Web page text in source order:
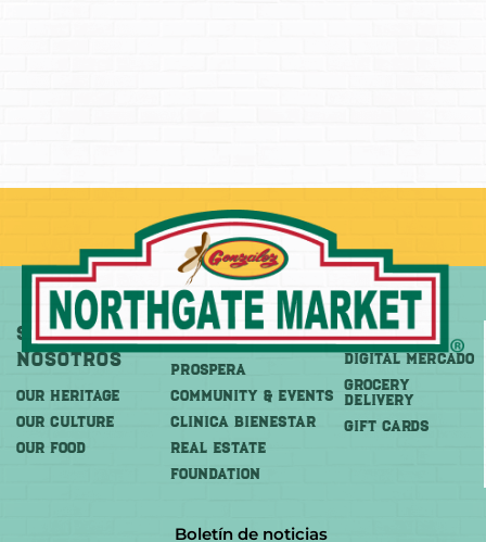
Sobre
Nosotros
OUR HERITAGE
OUR CULTURE
OUR FOOD
Más
PROSPERA
COMMUNITY & EVENTS
CLINICA BIENESTAR
REAL ESTATE
FOUNDATION
Comprar
DIGITAL MERCADO
Grocery
Delivery
GIFT CARDS
Boletín de noticias